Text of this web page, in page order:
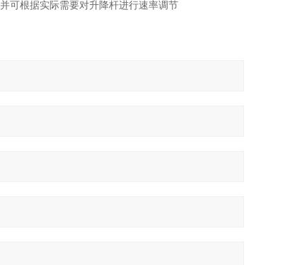
并可根据实际需要对升降杆进行速率调节